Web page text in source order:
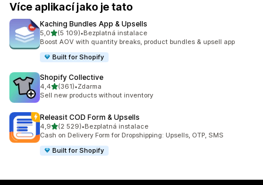
Více aplikací jako je tato
Kaching Bundles App & Upsells
5,0z 5 hvězd
(5 109)
Celkový počet recenzí: 5109
•Bezplatná instalace
Boost AOV with quantity breaks, product bundles & upsell app
Built for Shopify
Shopify Collective
4,4z 5 hvězd
(361)
Celkový počet recenzí: 361
•Zdarma
Sell new products without inventory
Releasit COD Form & Upsells
4,9z 5 hvězd
(2 529)
Celkový počet recenzí: 2529
•Bezplatná instalace
Cash on Delivery Form for Dropshipping: Upsells, OTP, SMS
Built for Shopify